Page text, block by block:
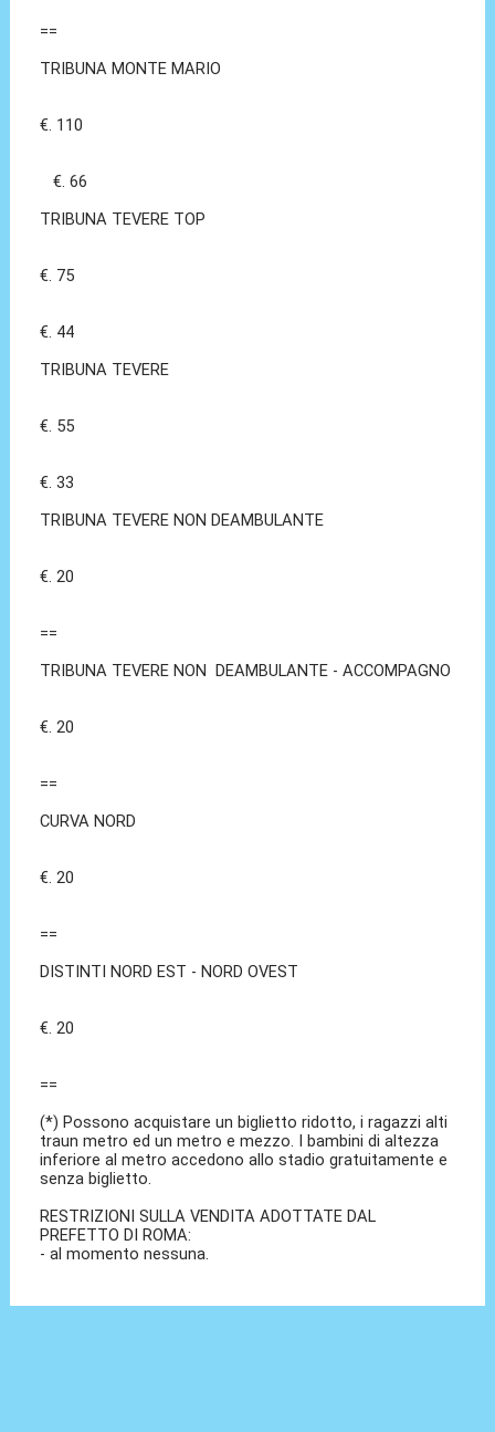
==
TRIBUNA MONTE MARIO
€. 110
€. 66
TRIBUNA TEVERE TOP
€. 75
€. 44
TRIBUNA TEVERE
€. 55
€. 33
TRIBUNA TEVERE NON DEAMBULANTE
€. 20
==
TRIBUNA TEVERE NON DEAMBULANTE - ACCOMPAGNO
€. 20
==
CURVA NORD
€. 20
==
DISTINTI NORD EST - NORD OVEST
€. 20
==
(*) Possono acquistare un biglietto ridotto, i ragazzi alti
traun metro ed un metro e mezzo. I bambini di altezza
inferiore al metro accedono allo stadio gratuitamente e
senza biglietto.
RESTRIZIONI SULLA VENDITA ADOTTATE DAL
PREFETTO DI ROMA:
- al momento nessuna.